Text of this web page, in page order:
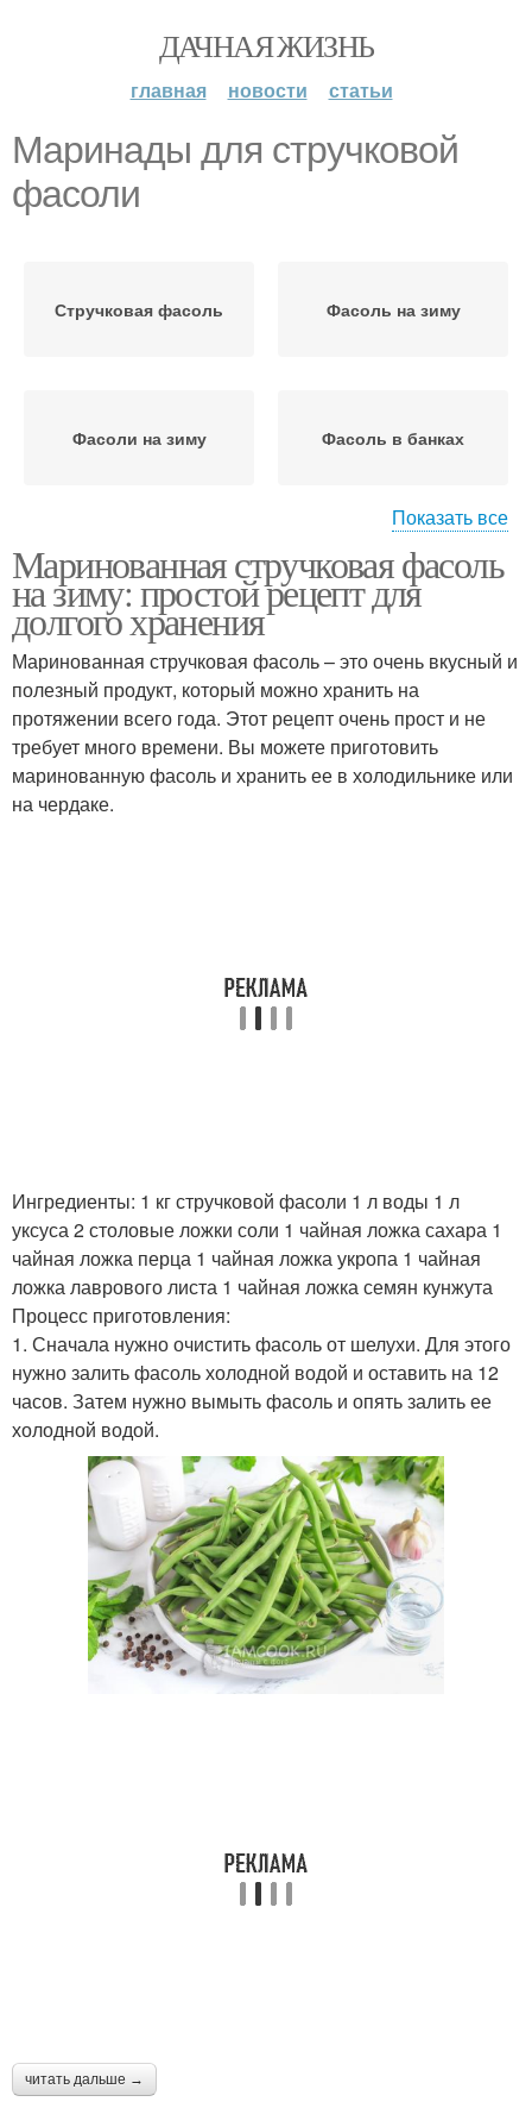
ДАЧНАЯ ЖИЗНЬ
главная новости статьи
Маринады для стручковой
фасоли
Стручковая фасоль Фасоль на зиму
Фасоли на зиму Фасоль в банках
стручковой фасоли
Консервированная
фасоль
Фасоль с аспирином
Фасоль в томатном
соусе
Показать все
Маринованная стручковая фасоль
на зиму: простой рецепт для
долгого хранения
Маринованная стручковая фасоль – это очень вкусный и
полезный продукт, который можно хранить на
протяжении всего года. Этот рецепт очень прост и не
требует много времени. Вы можете приготовить
маринованную фасоль и хранить ее в холодильнике или
на чердаке.
Ингредиенты: 1 кг стручковой фасоли 1 л воды 1 л
уксуса 2 столовые ложки соли 1 чайная ложка сахара 1
чайная ложка перца 1 чайная ложка укропа 1 чайная
ложка лаврового листа 1 чайная ложка семян кунжута
Процесс приготовления:
1. Сначала нужно очистить фасоль от шелухи. Для этого
нужно залить фасоль холодной водой и оставить на 12
часов. Затем нужно вымыть фасоль и опять залить ее
холодной водой.
читать дальше →